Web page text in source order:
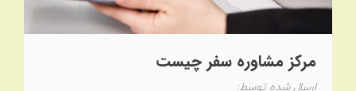
مرکز مشاوره سفر چیست
ارسال شده توسط: